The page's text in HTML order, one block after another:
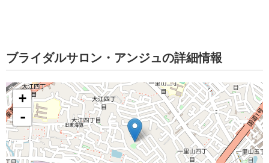
ブライダルサロン・アンジュの詳細情報
+
-